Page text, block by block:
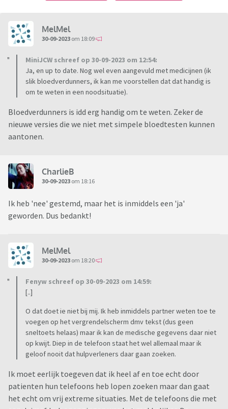
MelMel
30-09-2023 om 18:09
MiniJCW schreef op 30-09-2023 om 12:54:
Ja, en up to date. Nog wel even aangevuld met medicijnen (ik
slik bloedverdunners, ik kan me voorstellen dat dat handig is
om te weten in een noodsituatie).
Bloedverdunners is idd erg handig om te weten. Zeker de
nieuwe versies die we niet met simpele bloedtesten kunnen
aantonen.
CharlieB
30-09-2023 om 18:16
Ik heb 'nee' gestemd, maar het is inmiddels een 'ja'
geworden. Dus bedankt!
MelMel
30-09-2023 om 18:20
Fenyw schreef op 30-09-2023 om 14:59:
[..]
O dat doet ie niet bij mij. Ik heb inmiddels partner weten toe te
voegen op het vergrendelscherm dmv tekst (dus geen
sneltoets helaas) maar ik kan de medische gegevens daar niet
op kwijt. Diep in de telefoon staat het wel allemaal maar ik
geloof nooit dat hulpverleners daar gaan zoeken.
Ik moet eerlijk toegeven dat ik heel af en toe echt door
patienten hun telefoons heb lopen zoeken maar dan gaat
het echt om vrij extreme situaties. Met de telefoons die met